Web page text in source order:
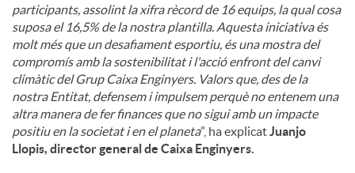
participants, assolint la xifra rècord de 16 equips, la qual cosa
suposa el 16,5% de la nostra plantilla. Aquesta iniciativa és
molt més que un desafiament esportiu, és una mostra del
compromís amb la sostenibilitat i l'acció enfront del canvi
climàtic del Grup Caixa Enginyers. Valors que, des de la
nostra Entitat, defensem i impulsem perquè no entenem una
altra manera de fer finances que no sigui amb un impacte
positiu en la societat i en el planeta”, ha explicatJuanjo
Llopis, director general de Caixa Enginyers.